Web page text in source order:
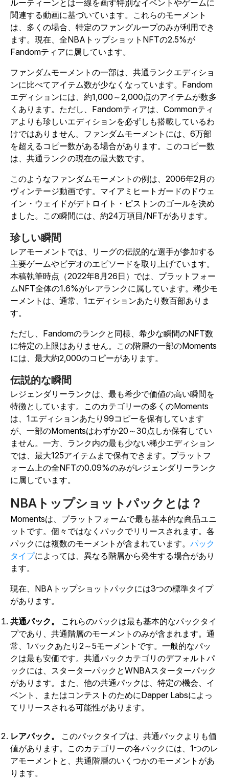
ルーティーンとは一線を画す特別なイベントやゲームに
関連する動画に基づいています。これらのモーメント
は、多くの場合、特定のファングループのみが利用でき
ます。現在、全NBAトップショットNFTの2.5%が
Fandomティアに属しています。
ファンダムモーメントの一部は、共通ランクエディショ
ンに比べてアイテム数が少なくなっています。Fandom
エディションには、約1,000～2,000点のアイテムが数多
くあります。ただし、Fandomティアは、Commonティ
アよりも珍しいエディションを必ずしも搭載しているわ
けではありません。ファンダムモーメントには、6万部
を超えるコピー数がある場合があります。このコピー数
は、共通ランクの現在の最大数です。
このようなファンダムモーメントの例は、2006年2月の
ヴィンテージ動画です。マイアミヒートガードのドウェ
イン・ウェイドがデトロイト・ピストンのゴールを決め
ました。この瞬間には、約24万項目/NFTがあります。
珍しい瞬間
レアモーメントでは、リーグの伝説的な選手が参加する
主要ゲームやビデオのエピソードを取り上げています。
本稿執筆時点（2022年8月26日）では、プラットフォー
ムNFT全体の1.6%がレアランクに属しています。稀少モ
ーメントは、通常、1エディションあたり数百部ありま
す。
ただし、Fandomのランクと同様、希少な瞬間のNFT数
に特定の上限はありません。この階層の一部のMoments
には、最大約2,000のコピーがあります。
伝説的な瞬間
レジェンダリーランクは、最も希少で価値の高い瞬間を
特徴としています。このカテゴリーの多くのMoments
は、1エディションあたり99コピーを保有しています
が、一部のMomentsはわずか20～30点しか保有してい
ません。一方、ランク内の最も少ない稀少エディション
では、最大125アイテムまで保有できます。プラットフ
ォーム上の全NFTの0.09%のみがレジェンダリーランク
に属しています。
NBAトップショットパックとは？
Momentsは、プラットフォームで最も基本的な商品ユニ
ットです。個々ではなくパックでリリースされます。各
パックには複数のモーメントが含まれています。 パック
タイプによっては、異なる階層から発生する場合があり
ます。
現在、NBAトップショットパックには3つの標準タイプ
があります。
共通パック。 これらのパックは最も基本的なパックタイ
プであり、共通階層のモーメントのみが含まれます。通
常、1パックあたり2～5モーメントです。一般的なパッ
クは最も安価です。共通パックカテゴリのデフォルトパ
ックには、スターターパックとWNBAスターターパック
があります。また、他の共通パックは、特定の機会、イ
ベント、またはコンテストのためにDapper Labsによっ
てリリースされる可能性があります。
レアパック。 このパックタイプは、共通パックよりも価
値があります。このカテゴリーの各パックには、1つのレ
アモーメントと、共通階層のいくつかのモーメントがあ
ります。